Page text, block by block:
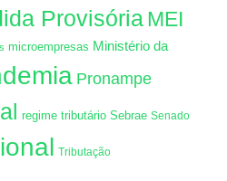
ProvisóriaMEI
microempresas Ministério da
Pronampe
regime tributário Sebrae Senado
Tributação